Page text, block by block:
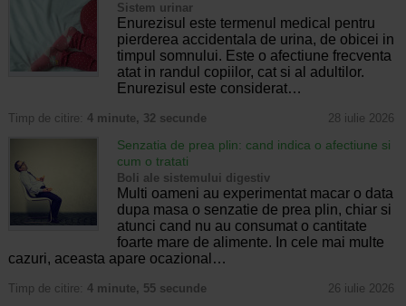
Sistem urinar
Enurezisul este termenul medical pentru
pierderea accidentala de urina, de obicei in
timpul somnului. Este o afectiune frecventa
atat in randul copiilor, cat si al adultilor.
Enurezisul este considerat…
Timp de citire: 4 minute, 32 secunde 28 iulie 2026
Senzatia de prea plin: cand indica o afectiune si
cum o tratati
Boli ale sistemului digestiv
Multi oameni au experimentat macar o data
dupa masa o senzatie de prea plin, chiar si
atunci cand nu au consumat o cantitate
foarte mare de alimente. In cele mai multe
cazuri, aceasta apare ocazional…
Timp de citire: 4 minute, 55 secunde 26 iulie 2026